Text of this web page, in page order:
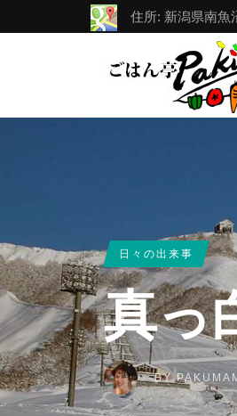
住所: 新潟県南魚
日々の出来事
真っ
BY